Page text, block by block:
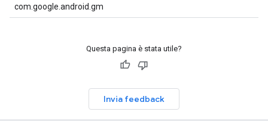
com.google.android.gm
Questa pagina è stata utile?
Invia feedback